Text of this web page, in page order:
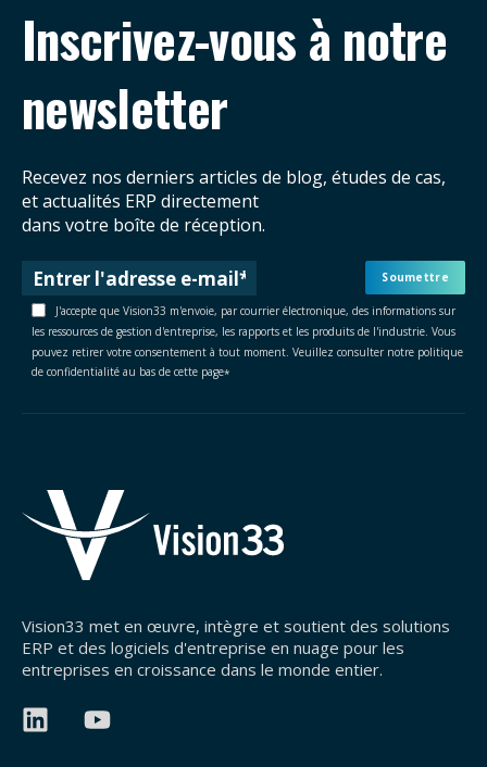
Inscrivez-vous à notre
newsletter
Recevez nos derniers articles de blog, études de cas,
et actualités ERP directement
dans votre boîte de réception.
J'accepte que Vision33 m'envoie, par courrier électronique, des informations sur
les ressources de gestion d'entreprise, les rapports et les produits de l'industrie. Vous
pouvez retirer votre consentement à tout moment. Veuillez consulter notre politique
de confidentialité au bas de cette page*
Vision33 met en œuvre, intègre et soutient des solutions
ERP et des logiciels d'entreprise en nuage pour les
entreprises en croissance dans le monde entier.